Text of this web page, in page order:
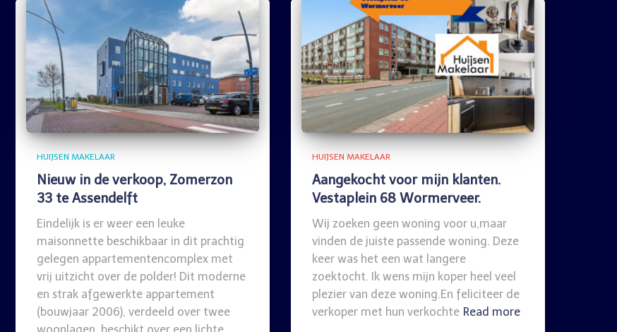
HUIJSEN MAKELAAR
Nieuw in de verkoop, Zomerzon
33 te Assendelft
Eindelijk is er weer een leuke
maisonnette beschikbaar in dit prachtig
gelegen appartementencomplex met
vrij uitzicht over de polder! Dit moderne
en strak afgewerkte appartement
(bouwjaar 2006), verdeeld over twee
HUIJSEN MAKELAAR
Aangekocht voor mijn klanten.
Vestaplein 68 Wormerveer.
Wij zoeken geen woning voor u,maar
vinden de juiste passende woning. Deze
keer was het een wat langere
zoektocht. Ik wens mijn koper heel veel
plezier van deze woning.En feliciteer de
verkoper met hun verkochte Read more